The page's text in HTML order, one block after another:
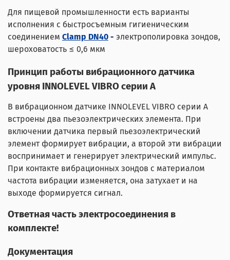
Для пищевой промышленности есть варианты
исполнения с быстросъемным гигиеническим
соединением Clamp DN40 - электрополировка зондов,
шероховатость ≤ 0,6 мкм
Принцип работы вибрационного датчика
уровня INNOLEVEL VIBRO серии A
В вибрационном датчике INNOLEVEL VIBRO серии A
встроены два пьезоэлектрических элемента. При
включении датчика первый пьезоэлектрический
элемент формирует вибрации, а второй эти вибрации
воспринимает и генерирует электрический импульс.
При контакте вибрационных зондов с материалом
частота вибрации изменяется, она затухает и на
выходе формируется сигнал.
Ответная часть электросоединения в
комплекте!
Документация